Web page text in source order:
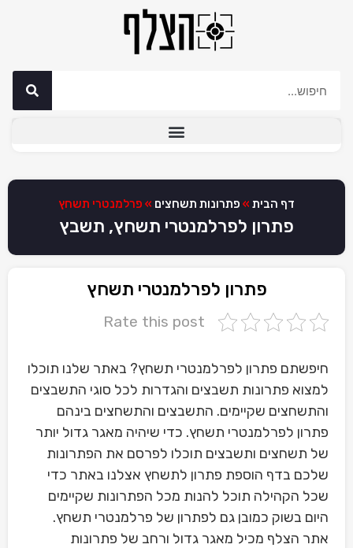
דף הבית » פתרונות תשחצים » פרלמנטרי תשחץ
פתרון לפרלמנטרי תשחץ, תשבץ
פתרון לפרלמנטרי תשחץ
Rate this post
חיפשתם פתרון לפרלמנטרי תשחץ? באתר שלנו תוכלו
למצוא פתרונות תשבצים והגדרות לכל סוגי התשבצים
והתשחצים שקיימים. התשבצים והתשחצים בינהם
פתרון לפרלמנטרי תשחץ. כדי שיהיה מאגר גדול יותר
של תשחצים ותשבצים תוכלו לפרסם את הפתרונות
שלכם בדף הוספת פתרון לתשחץ אצלנו באתר כדי
שכל הקהילה תוכל להנות מכל הפתרונות שקיימים
היום בשוק כמובן גם לפתרון של פרלמנטרי תשחץ.
אתר הצלף מכיל מאגר גדול ורחב של פתרונות